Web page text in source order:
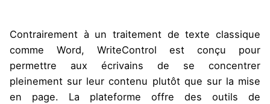
Contrairement à un traitement de texte classique
comme Word, WriteControl est conçu pour
permettre aux écrivains de se concentrer
pleinement sur leur contenu plutôt que sur la mise
en page. La plateforme offre des outils de